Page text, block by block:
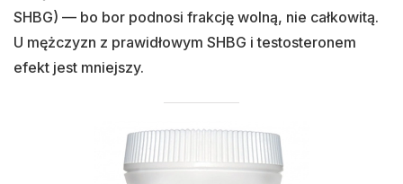
SHBG) — bo bor podnosi frakcję wolną, nie całkowitą.
U mężczyzn z prawidłowym SHBG i testosteronem
efekt jest mniejszy.